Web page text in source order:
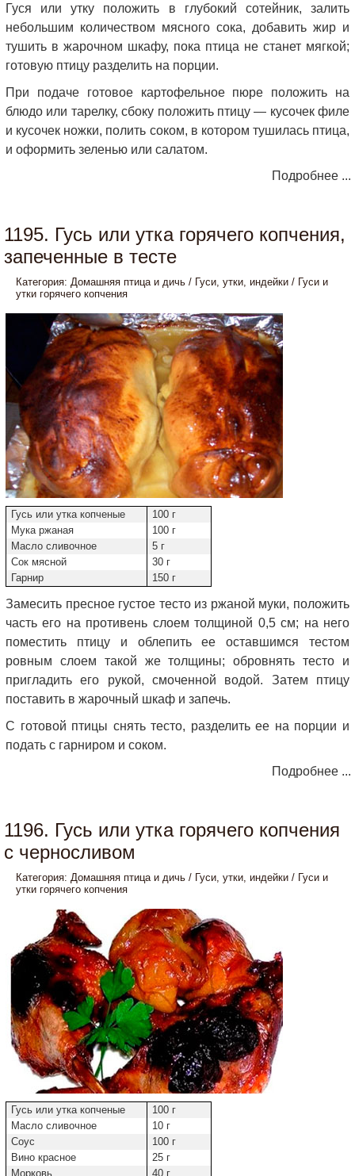
Гуся или утку положить в глубокий сотейник, залить
небольшим количеством мясного сока, добавить жир и
тушить в жарочном шкафу, пока птица не станет мягкой;
готовую птицу разделить на порции.
При подаче готовое картофельное пюре положить на
блюдо или тарелку, сбоку положить птицу — кусочек филе
и кусочек ножки, полить соком, в котором тушилась птица,
и оформить зеленью или салатом.
Подробнее ...
1195. Гусь или утка горячего копчения,
запеченные в тесте
Категория: Домашняя птица и дичь / Гуси, утки, индейки / Гуси и
утки горячего копчения
Гусь или утка копченые
100 г
Мука ржаная
100 г
Масло сливочное
5 г
Сок мясной
30 г
Гарнир
150 г
Замесить пресное густое тесто из ржаной муки, положить
часть его на противень слоем толщиной 0,5 см; на него
поместить птицу и облепить ее оставшимся тестом
ровным слоем такой же толщины; обровнять тесто и
пригладить его рукой, смоченной водой. Затем птицу
поставить в жарочный шкаф и запечь.
С готовой птицы снять тесто, разделить ее на порции и
подать с гарниром и соком.
Подробнее ...
1196. Гусь или утка горячего копчения
с черносливом
Категория: Домашняя птица и дичь / Гуси, утки, индейки / Гуси и
утки горячего копчения
Гусь или утка копченые
100 г
Масло сливочное
10 г
Соус
100 г
Вино красное
25 г
Морковь
40 г